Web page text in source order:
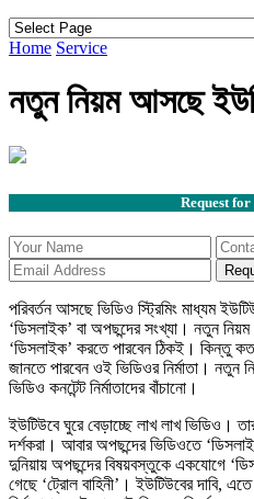
Home Service
নতুন নিয়ম আসছে
Request
পরিবর্তন আসছে ভিডিও স্ট্রিমিং মাধ্যম
‘ডিসলাইক’ বা অপছন্দের সংখ্যা। নতুন
‘ডিসলাইক’ করতে পারবেন ঠিকই। কিন্তু
জানতে পারবেন ওই ভিডিওর নির্মাতা। নতুন
ভিডিও কনটেন্ট নির্মাতাদের বাঁচানো।
ইউটিউবে ঘুরে বেড়াচ্ছে লাখ লাখ ভিডিও।
দর্শকরা। আবার অপছন্দের ভিডিওতে
দুনিয়ায় অপছন্দের বিষয়বস্তুকে একযোগে
গেছে ‘ট্রোল বাহিনী’। ইউটিউবের দাবি,